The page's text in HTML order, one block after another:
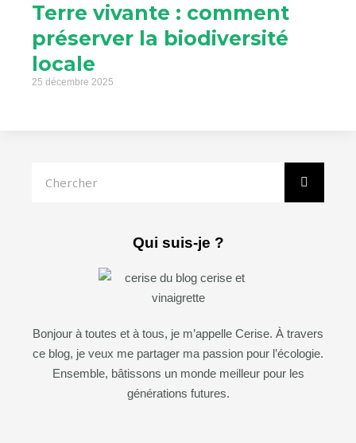
Terre vivante : comment
préserver la biodiversité
locale
25 décembre 2025
Qui suis-je ?
Bonjour à toutes et à tous, je m’appelle Cerise. À travers
ce blog, je veux me partager ma passion pour l’écologie.
Ensemble, bâtissons un monde meilleur pour les
générations futures.